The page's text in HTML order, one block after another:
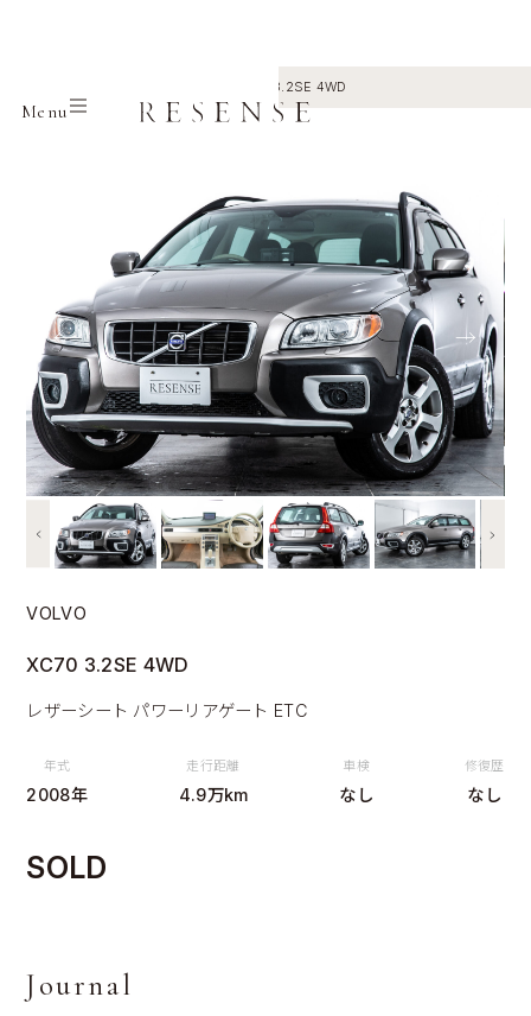
Menu
XC70 3.2SE 4WD
← →
VOLVO
XC70 3.2SE 4WD
レザーシート パワーリアゲート ETC
年式
2008年
走行距離
4.9万km
車検
なし
修復歴
なし
SOLD
Journal